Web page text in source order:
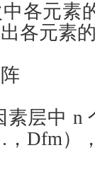
各元素
各元素
素层中 n
， Dfm）